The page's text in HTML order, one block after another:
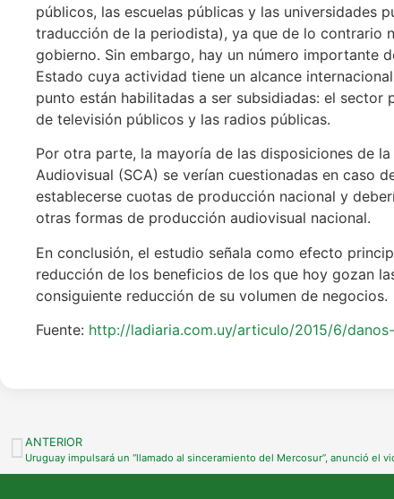
públicos, las escuelas públicas y las universidades
traducción de la periodista), ya que de lo contrario
gobierno. Sin embargo, hay un número importante
Estado cuya actividad tiene un alcance
punto están habilitadas a ser subsidiadas: el sector
de televisión públicos y las radios públicas.
Por otra parte, la mayoría de las disposiciones de
Audiovisual (SCA) se verían cuestionadas en caso
establecerse cuotas de producción nacional y
otras formas de producción audiovisual nacional.
En conclusión, el estudio señala como efecto
reducción de los beneficios de los que hoy gozan
consiguiente reducción de su volumen de negocios.
Fuente: http://ladiaria.com.uy/articulo/2015/6/
ANTERIOR
Uruguay impulsará un “llamado al sinceramiento del Mercosur”, anunció el